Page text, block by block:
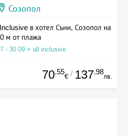
Созопол
в хотел Съни, Созопол на
м от плажа
- 30.09 + all inclusive
70.55
€ / 137.98
лв.